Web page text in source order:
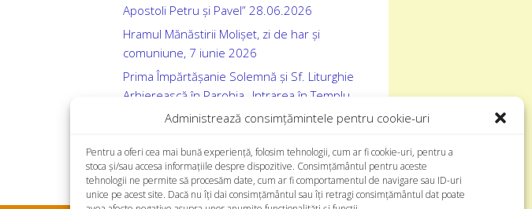
Administrează consimțămintele pentru cookie-uri
Pentru a oferi cea mai bună experiență, folosim tehnologii, cum ar fi cookie-uri, pentru a
stoca și/sau accesa informațiile despre dispozitive. Consimțământul pentru aceste
tehnologii ne permite să procesăm date, cum ar fi comportamentul de navigare sau ID-uri
unice pe acest site. Dacă nu îți dai consimțământul sau îți retragi consimțământul dat poate
Apostoli Petru și Pavel” 28.06.2026
Hramul Mănăstirii Molișet, zi de har și
comuniune, 7 iunie 2026
Prima Împărtășanie Solemnă și Sf. Liturghie
Arhierească în Parohia „Intrarea în Templu
a Maicii Domnului” Bistrița, duminică, 24 mai